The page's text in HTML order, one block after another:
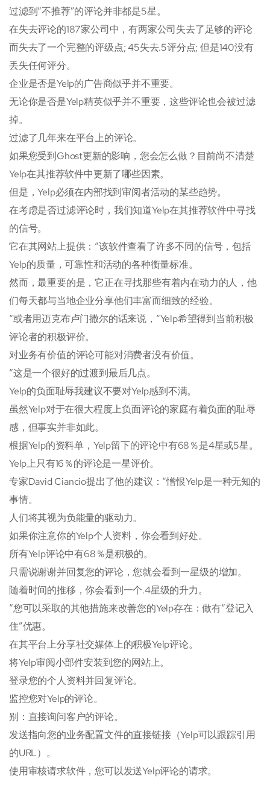
过滤到“不推荐”的评论并非都是5星。
在失去评论的187家公司中，有两家公司失去了足够的评论
而失去了一个完整的评级点; 45失去.5评分点; 但是140没有
丢失任何评分。
企业是否是Yelp的广告商似乎并不重要。
无论你是否是Yelp精英似乎并不重要，这些评论也会被过滤
掉。
过滤了几年来在平台上的评论。
如果您受到Ghost更新的影响，您会怎么做？目前尚不清楚
Yelp在其推荐软件中更新了哪些因素。
但是，Yelp必须在内部找到审阅者活动的某些趋势。
在考虑是否过滤评论时，我们知道Yelp在其推荐软件中寻找
的信号。
它在其网站上提供：“该软件查看了许多不同的信号，包括
Yelp的质量，可靠性和活动的各种衡量标准。
然而，最重要的是，它正在寻找那些有着内在动力的人，他
们每天都与当地企业分享他们丰富而细致的经验。
“或者用迈克布卢门撒尔的话来说，“Yelp希望得到当前积极
评论者的积极评价。
对业务有价值的评论可能对消费者没有价值。
“这是一个很好的过渡到最后几点。
Yelp的负面耻辱我建议不要对Yelp感到不满。
虽然Yelp对于在很大程度上负面评论的家庭有着负面的耻辱
感，但事实并非如此。
根据Yelp的资料单，Yelp留下的评论中有68％是4星或5星。
Yelp上只有16％的评论是一星评价。
专家David Ciancio提出了他的建议：“憎恨Yelp是一种无知的
事情。
人们将其视为负能量的驱动力。
如果你注意你的Yelp个人资料，你会看到好处。
所有Yelp评论中有68％是积极的。
只需说谢谢并回复您的评论，您就会看到一星级的增加。
随着时间的推移，你会看到一个.4星级的升力。
“您可以采取的其他措施来改善您的Yelp存在：做有“登记入
住”优惠。
在其平台上分享社交媒体上的积极Yelp评论。
将Yelp审阅小部件安装到您的网站上。
登录您的个人资料并回复评论。
监控您对Yelp的评论。
别：直接询问客户的评论。
发送指向您的业务配置文件的直接链接（Yelp可以跟踪引用
的URL）。
使用审核请求软件，您可以发送Yelp评论的请求。